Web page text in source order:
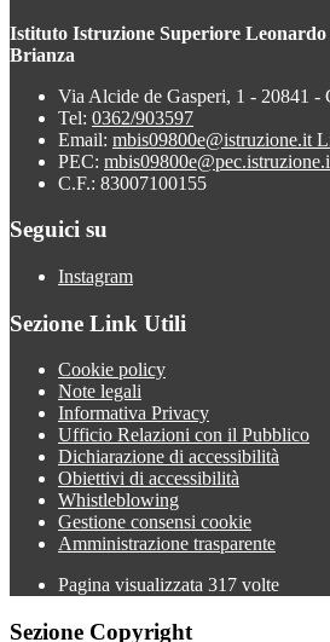
Istituto Istruzione Superiore
Brianza
Via Alcide de Gasperi, 1 - 20841 -
Tel: 0362/903597
Email: mbis09800e@istruzione.it
PEC:
C.F.: 83007100155
Seguici su
Instagram
Sezione Link Utili
Cookie policy
Note legali
Informativa Privacy
Ufficio Relazioni con il Pubblico
Dichiarazione di accessibilità
Obiettivi di accessibilità
Whistleblowing
Gestione consensi cookie
Amministrazione trasparente
Pagina visualizzata 317 volte
Sezione Copyright